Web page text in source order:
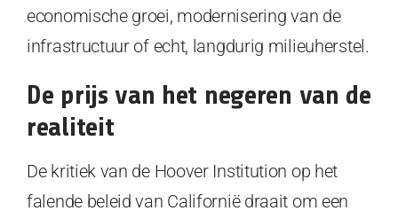
economische groei, modernisering van de
infrastructuur of echt, langdurig milieuherstel.
De prijs van het negeren van de
realiteit
De kritiek van de Hoover Institution op het
falende beleid van Californië draait om een